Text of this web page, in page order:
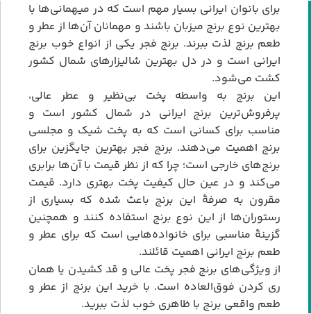
برای بانوان ایرانی بسیار مهم است که در میهمانی‌ها با
بهترین نوع برنج میزبان باشند و مهمانان آن‌ها از عطر و
طعم برنج لذت ببرند. برنج فجر یکی از انواع خوب برنج
ایرانی است و در دل بهترین شالیزارهای شمال کشور
کشت می‌شود.
این برنج به واسطه پخت بی‌نظیر و عطر عالی،
پرفروش‌ترین برنج ایرانی در شمال کشور است و
مناسب برای کسانی است که به پخت شیک و مجلسی
برنج اهمیت می‌دهند. برنج فجر بهترین جایگزین برای
برنج‌های خارجی است؛ چرا که از نظر قیمت با آن‌ها برابری
می‌کند و در عین حال کیفیت پخت بهتری دارد. قیمت
مقرون به صرفۀ این برنج باعث شده که بسیاری از
رستوران‌ها از این نوع برنج استفاده کنند و همچنین
گزینۀ مناسبی برای خانواده‌هایی است که برای عطر و
طعم برنج ایرانی اهمیت قائلند.
از ویژگی‌های برنج فجر پخت عالی و قد کشیدن یا همان
ری کردن فوق‌العاده است. با خرید این برنج از عطر و
طعم واقعی برنج با ظاهری خوب لذت ببرید.